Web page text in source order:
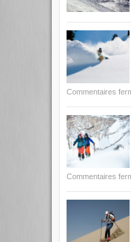
Commentaires
Commentaires